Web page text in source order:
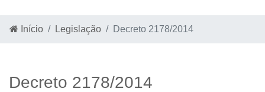
Início Legislação Decreto 2178/2014
Decreto 2178/2014